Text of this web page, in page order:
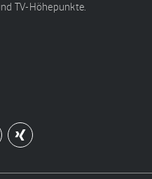
TV-Höhepunkte.